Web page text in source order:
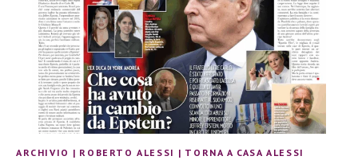
ARCHIVIO | ROBERTO ALESSI | TORNA A CASA ALESSI